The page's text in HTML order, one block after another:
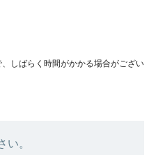
しばらく時間がかかる場合がござい
い。